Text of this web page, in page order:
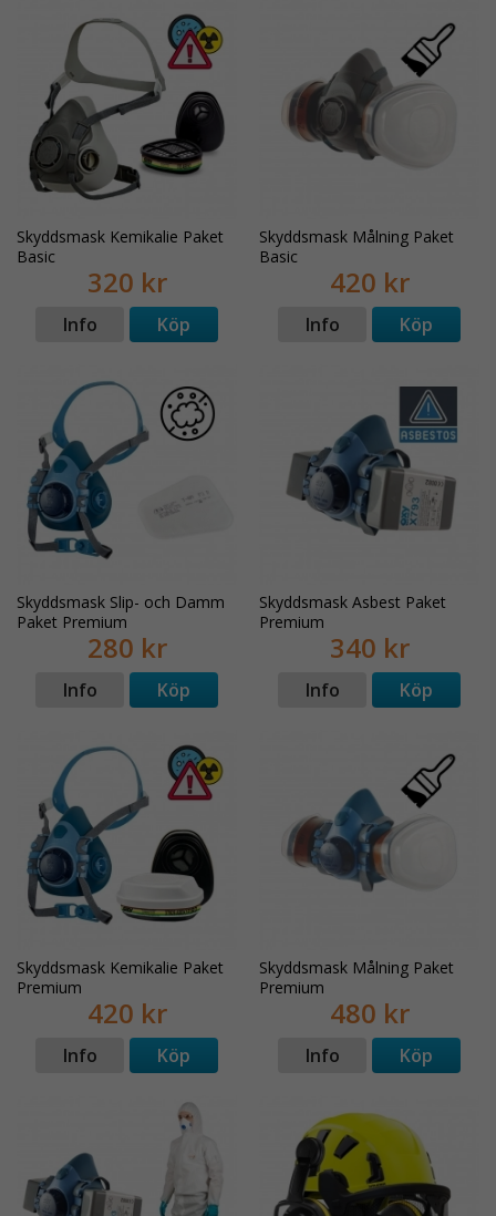
Skyddsmask Kemikalie Paket
Basic
320 kr
Info Köp
Skyddsmask Målning Paket
Basic
420 kr
Info Köp
Skyddsmask Slip- och Damm
Paket Premium
280 kr
Info Köp
Skyddsmask Asbest Paket
Premium
340 kr
Info Köp
Skyddsmask Kemikalie Paket
Premium
420 kr
Info Köp
Skyddsmask Målning Paket
Premium
480 kr
Info Köp